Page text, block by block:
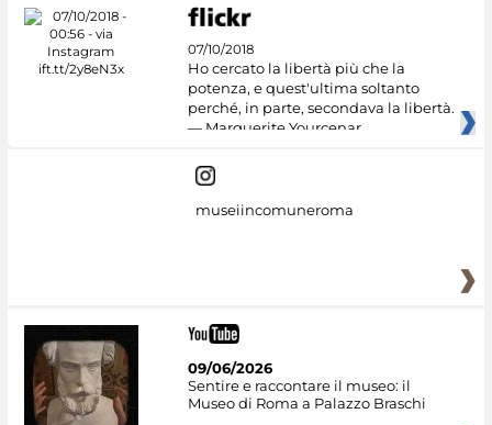
07/10/2018
Ho cercato la libertà più che la
potenza, e quest'ultima soltanto
perché, in parte, secondava la libertà.
— Marguerite Yourcenar
museiincomuneroma
09/06/2026
Sentire e raccontare il museo: il
Museo di Roma a Palazzo Braschi